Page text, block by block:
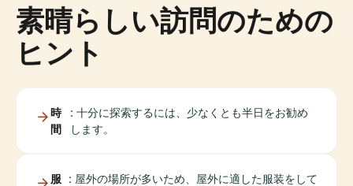
素晴らしい訪問のための
ヒント
時
間
: 十分に探索するには、少なくとも半日をお勧め
します。
服
: 屋外の場所が多いため、屋外に適した服装をして